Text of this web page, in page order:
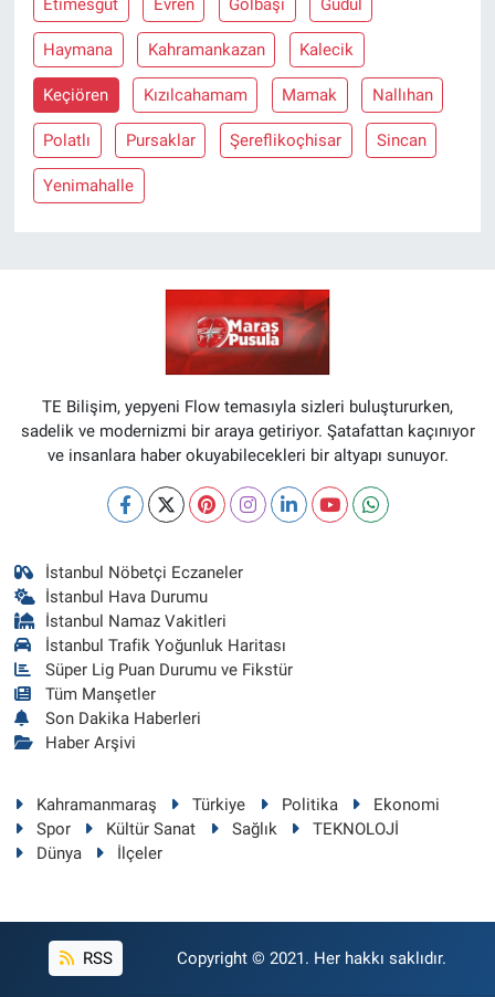
Etimesgut Evren Gölbaşı Güdül
Haymana Kahramankazan Kalecik
Keçiören Kızılcahamam Mamak Nallıhan
Polatlı Pursaklar Şereflikoçhisar Sincan
Yenimahalle
TE Bilişim, yepyeni Flow temasıyla sizleri buluştururken,
sadelik ve modernizmi bir araya getiriyor. Şatafattan kaçınıyor
ve insanlara haber okuyabilecekleri bir altyapı sunuyor.
İstanbul Nöbetçi Eczaneler
İstanbul Hava Durumu
İstanbul Namaz Vakitleri
İstanbul Trafik Yoğunluk Haritası
Süper Lig Puan Durumu ve Fikstür
Tüm Manşetler
Son Dakika Haberleri
Haber Arşivi
Kahramanmaraş Türkiye Politika
Ekonomi
Spor
Kültür Sanat Sağlık
TEKNOLOJİ
Dünya
İlçeler
RSS Copyright © 2021. Her hakkı saklıdır.